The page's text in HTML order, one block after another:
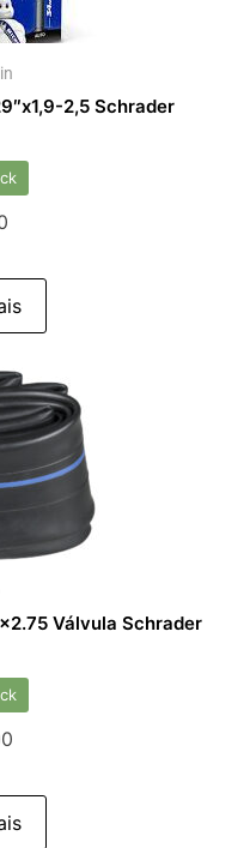
2,5 Schrader
Válvula Schrader